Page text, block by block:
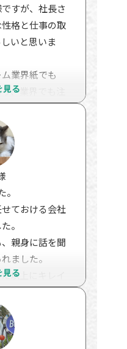
屋根、バルコ
調べていただ
し。
きれいに仕事
だきました。
、バルコニー
般人では気づ
めていまし
したけど、無
。
なければと思
いです。とて
ていただき本
した。
すが、社長さ
格と仕事の取
いと思いま
業界紙でも
、業界でも注
スタッフさん
てくれます。
素晴らしい会
、やはり丁寧
したいと思い
者様です。
ておける会社
。
親身に話を聞
ました。
以上にキレイ
一同大満足で
すぐ相談でき
！